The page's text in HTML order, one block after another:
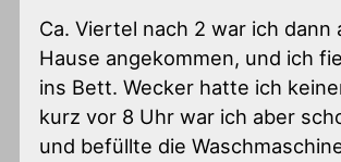
Ca. Viertel nach 2 war ich dann
Hause angekommen, und ich
ins Bett. Wecker hatte ich
kurz vor 8 Uhr war ich aber
und befüllte die